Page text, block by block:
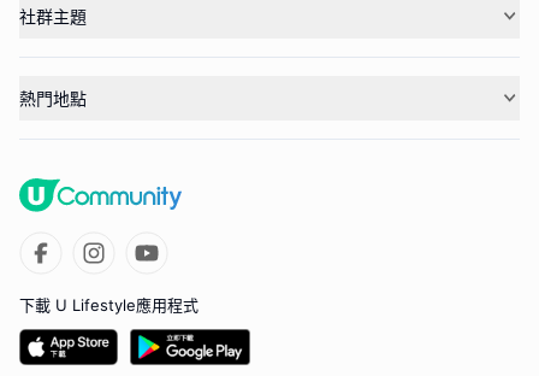
社群主題
熱門地點
下載 U Lifestyle應用程式